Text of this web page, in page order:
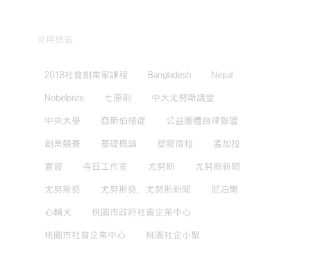
常用標籤
2018社會創業家課程 Bangladesh Nepal
Nobelprize 七原則 中大尤努斯講堂
中央大學 亞斯伯格症 公益團體自律聯盟
創業競賽 基礎概論 塑膠微粒 孟加拉
實習 寺日工作室 尤努斯 尤努斯新聞
尤努斯獎 尤努斯獎，尤努斯新聞 尼泊爾
心輔犬 桃園市政府社會企業中心
桃園市社會企業中心 桃園社企小聚